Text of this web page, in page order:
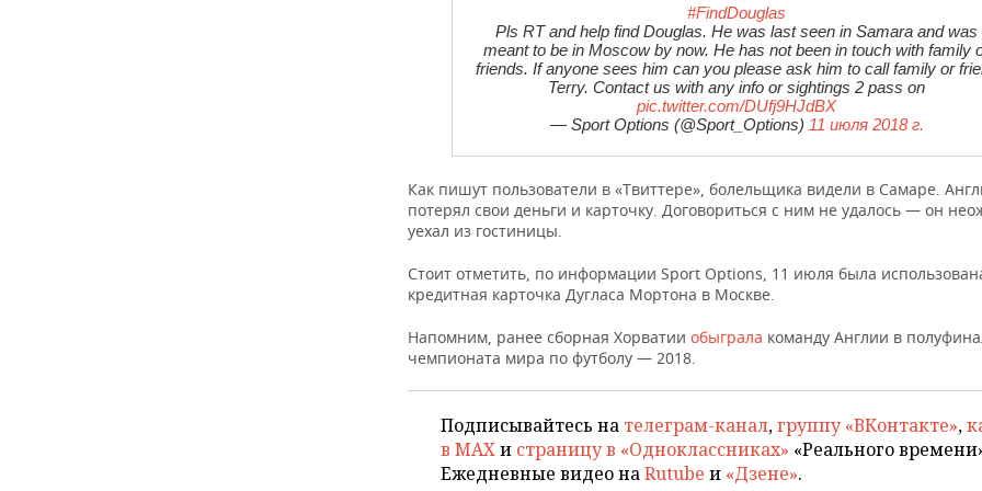
#FindDouglas
Pls RT and help find Douglas. He was last seen in Samara and was
meant to be in Moscow by now. He has not been in touch with family
friends. If anyone sees him can you please ask him to call family or
Terry. Contact us with any info or sightings 2 pass on
pic.twitter.com/DUfj9HJdBX
— Sport Options (@Sport_Options) 11 июля 2018 г.
Как пишут пользователи в «Твиттере», болельщика видели в Самаре.
потерял свои деньги и карточку. Договориться с ним не удалось — он
уехал из гостиницы.
Стоит отметить, по информации Sport Options, 11 июля была
кредитная карточка Дугласа Мортона в Москве.
Напомним, ранее сборная Хорватии обыграла команду Англии в
чемпионата мира по футболу — 2018.
Подписывайтесь на телеграм-канал,группу «ВКонтакте»,
в MAXи страницу в «Одноклассниках» «Реального
Ежедневные видео наRutube и «Дзене».